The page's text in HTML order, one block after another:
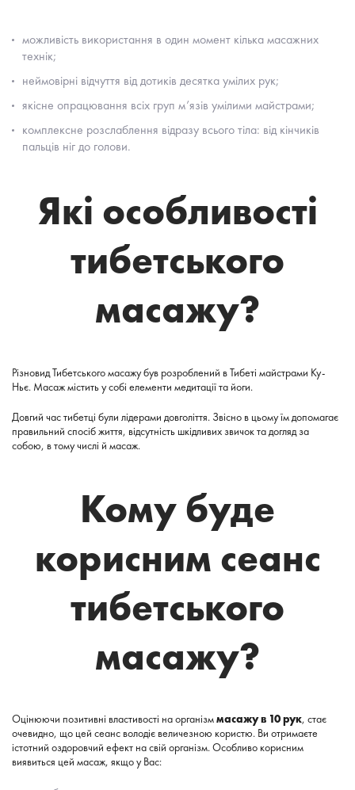
можливість використання в один момент кілька масажних
технік;
неймовірні відчуття від дотиків десятка умілих рук;
якісне опрацювання всіх груп м’язів умілими майстрами;
комплексне розслаблення відразу всього тіла: від кінчиків
пальців ніг до голови.
Які особливості
тибетського
масажу?
Різновид Тибетського масажу був розроблений в Тибеті майстрами Ку-
Ньє. Масаж містить у собі елементи медитації та йоги.
Довгий час тибетці були лідерами довголіття. Звісно в цьому їм допомагає
правильний спосіб життя, відсутність шкідливих звичок та догляд за
собою, в тому числі й масаж.
Кому буде
корисним сеанс
тибетського
масажу?
Оцінюючи позитивні властивості на організммасажу в 10 рук, стає
очевидно, що цей сеанс володіє величезною користю. Ви отримаєте
істотний оздоровчий ефект на свій організм. Особливо корисним
виявиться цей масаж, якщо у Вас: